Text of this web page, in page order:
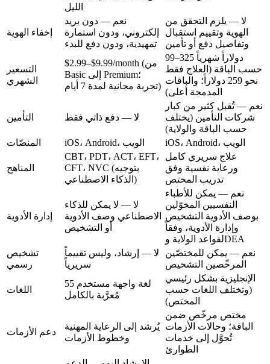
الليل
إخفاء الهوية
نعم — دون بريد
إلكتروني، ودون استمارة
تمهيدية، ودون دفع للبدء
لا — يلزم التحقق من
الهوية وتقييم استقبال
وتفاصيل دفع أو تأمين
التسعير
الشهري
$2.99–$9.99/month (من
Basic إلى Premium؛
تجربة مجانية لمدة 7 أيام)
99–325 دولاراً شهرياً
حسب الباقة (العلاج فقط
نحو 259 دولاراً؛ والباقات
المدمجة أعلى)
التأمين لا — دفع ذاتي فقط
نعم — تُقبل كثير من كبار
شركات التأمين (يختلف
حسب الباقة والولاية)
المنصّات
iOS، Android، الويب iOS، Android، الويب
المناهج
CBT، PDT، ACT، EFT،
CFT، NVC (بتوجيه
الذكاء الاصطناعي)
علاج سريري كامل
ورعاية نفسية وفق
تدريب المختص
إدارة الأدوية
لا — لا يمكن للذكاء
الاصطناعي وصف الأدوية
أو التشخيص
نعم — يمكن للأطباء
النفسيين المخوّلين
بوصف الأدوية التشخيص
وإدارة الأدوية، وفقاً
لقواعد الولاية وDEA
تشخيص
رسمي
لا — إرشاد، وليس تقييماً
سريرياً
نعم — يمكن للمختصّين
المرخّصين التشخيص
اللغات
55 لغة واجهة مستخدم
مُعرَّبة بالكامل
الإنجليزية بشكل رئيسي
(وتختلف اللغات حسب
المختص)
دعم الأزمات
يُرشد إلى الرعاية المهنية
وخطوط الأزمات
مختص مرخّص ضمن
الباقة؛ وحالات الأزمات
تُحوَّل إلى خدمات
الطوارئ